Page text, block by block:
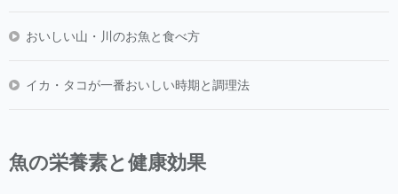
おいしい山・川のお魚と食べ方
イカ・タコが一番おいしい時期と調理法
魚の栄養素と健康効果